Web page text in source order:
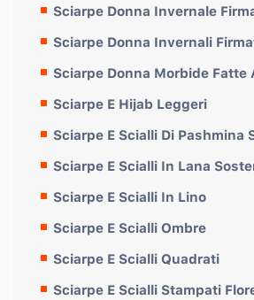
Sciarpe Donna Invernale
Sciarpe Donna Invernali
Sciarpe Donna Morbide Fatte
Sciarpe E Hijab Leggeri
Sciarpe E Scialli Di Pashmina
Sciarpe E Scialli In Lana
Sciarpe E Scialli In Lino
Sciarpe E Scialli Ombre
Sciarpe E Scialli Quadrati
Sciarpe E Scialli Stampati